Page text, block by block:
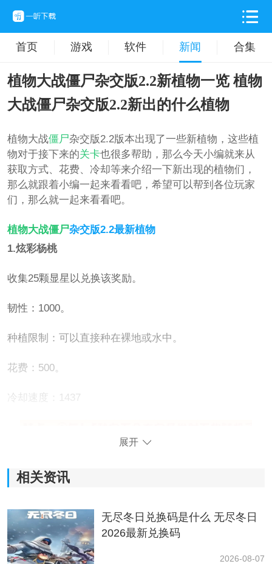
首页 游戏 软件 新闻 合集
植物大战僵尸杂交版2.2新植物一览 植物
大战僵尸杂交版2.2新出的什么植物
植物大战僵尸杂交版2.2版本出现了一些新植物，这些植
物对于接下来的关卡也很多帮助，那么今天小编就来从
获取方式、花费、冷却等来介绍一下新出现的植物们，
那么就跟着小编一起来看看吧，希望可以帮到各位玩家
们，那么就一起来看看吧。
植物大战僵尸杂交版2.2最新植物
1.炫彩杨桃
收集25颗显星以兑换该奖励。
韧性：1000。
种植限制：可以直接种在裸地或水中。
花费：500。
冷却速度：1437
展开
相关资讯
无尽冬日兑换码是什么 无尽冬日
2026最新兑换码
2026-08-07